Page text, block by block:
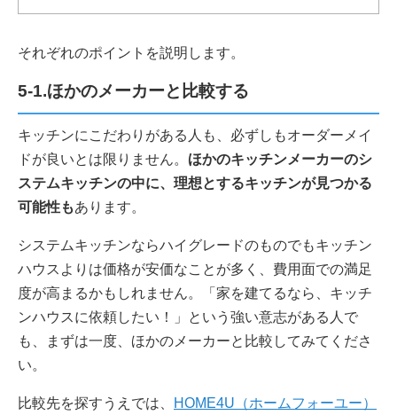
それぞれのポイントを説明します。
5-1.ほかのメーカーと比較する
キッチンにこだわりがある人も、必ずしもオーダーメイ
ドが良いとは限りません。 ほかのキッチンメーカーのシ
ステムキッチンの中に、理想とするキッチンが見つかる
可能性もあります。
システムキッチンならハイグレードのものでもキッチン
ハウスよりは価格が安価なことが多く、費用面での満足
度が高まるかもしれません。「家を建てるなら、キッチ
ンハウスに依頼したい！」という強い意志がある人で
も、まずは一度、ほかのメーカーと比較してみてくださ
い。
比較先を探すうえでは、
HOME4U（ホームフォーユー）